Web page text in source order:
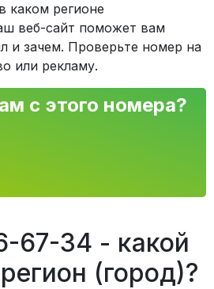
каком регионе
веб-сайт поможет вам
и зачем. Проверьте номер на
или рекламу.
с этого номера?
67-34 - какой
(город)?